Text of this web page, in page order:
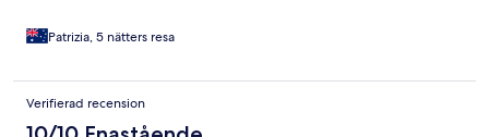
Patrizia, 5 nätters resa
Verifierad recension